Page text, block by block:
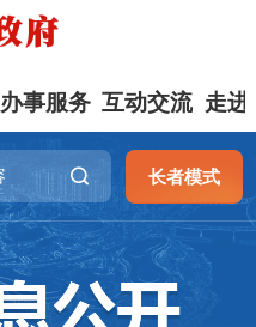
办事服务 互动交流 走进
长者模式